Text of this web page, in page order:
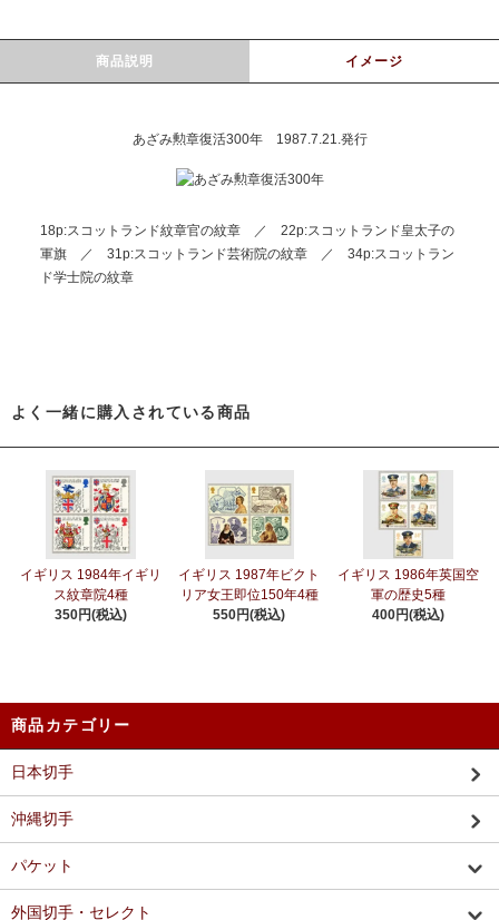
商品説明 イメージ
あざみ勲章復活300年 1987.7.21.発行
18p:スコットランド紋章官の紋章 ／ 22p:スコットランド皇太子の
軍旗 ／ 31p:スコットランド芸術院の紋章 ／ 34p:スコットラン
ド学士院の紋章
よく一緒に購入されている商品
イギリス 1984年イギリ
ス紋章院4種
350円(税込)
イギリス 1987年ビクト
リア女王即位150年4種
550円(税込)
イギリス 1986年英国空
軍の歴史5種
400円(税込)
商品カテゴリー
日本切手
沖縄切手
パケット
外国切手・セレクト